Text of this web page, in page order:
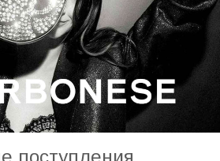
поступления